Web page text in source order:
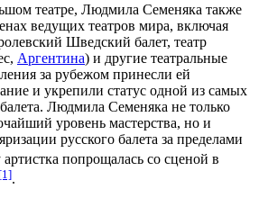
театре, Людмила Семеняка также
ведущих театров мира, включая
Шведский балет, театр
, Аргентина) и другие театральные
за рубежом принесли ей
и укрепили статус одной из самых
балета. Людмила Семеняка не только
уровень мастерства, но и
русского балета за пределами
артистка попрощалась со сценой в
[1].